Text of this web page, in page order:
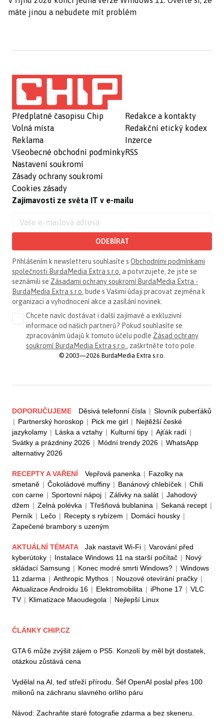
máte jinou a nebudete mít problém
Předplatné časopisu Chip
Volná místa
Reklama
Všeobecné obchodní podmínky
Nastavení soukromí
Zásady ochrany soukromí
Cookies zásady
Redakce a kontakty
Redakční etický kodex
Inzerce
RSS
Zajímavosti ze světa IT v e-mailu
ODEBÍRAT
Přihlášením k newsletteru souhlasíte s Obchodními podmínkami
společnosti BurdaMedia Extra s.r.o. a potvrzujete, že jste se
seznámili se Zásadami ochrany soukromí BurdaMedia Extra -
BurdaMedia Extra s.r.o. bude s Vašimi údaji pracovat zejména k
organizaci a vyhodnocení akce a zasílání novinek.
Chcete navíc dostávat i další zajímavé a exkluzivní
informace od našich partnerů? Pokud souhlasíte se
zpracováním údajů k tomuto účelu podle Zásad ochrany
soukromí BurdaMedia Extra s.r.o., zaškrtněte toto pole.
© 2003—2026 BurdaMedia Extra s.r.o.
DOPORUČUJEME Děsivá telefonní čísla | Slovník puberťáků
| Partnerský horoskop | Pick me girl | Nejtěžší české
jazykolamy | Láska a vztahy | Kulturní tipy | Ajťák radí |
Svátky a prázdniny 2026 | Módní trendy 2026 | WhatsApp
alternativy 2026
RECEPTY A VAŘENÍ Vepřová panenka | Fazolky na
smetaně | Čokoládové muffiny | Banánový chlebíček | Chili
con carne | Sportovní nápoj | Zálivky na salát | Jahodový
džem | Zelná polévka | Třešňová bublanina | Sekaná recept |
Perník | Lečo | Recepty s rybízem | Domácí housky |
Zapečené brambory s uzeným
AKTUÁLNÍ TÉMATA Jak nastavit Wi-Fi | Varování před
kyberútoky | Instalace Windows 11 na starší počítač | Nový
skládací Samsung | Konec modré smrti Windows? | Windows
11 zdarma | Anthropic Mythos | Nouzové otevírání pračky |
Aktualizace Androidu 16 | Elektromobilita | iPhone 17 | VLC
TV | Klimatizace Maoudegola | Nejlepší Linux
ČLÁNKY CHIP.CZ
GTA 6 může zvýšit zájem o PS5. Konzolí by měl být dostatek,
otázkou zůstává cena
Vydělal na AI, teď střeží přírodu. Šéf OpenAI poslal přes 100
milionů na záchranu slavného orlího páru
Návod: Zachraňte staré fotografie zdarma a bez skeneru.